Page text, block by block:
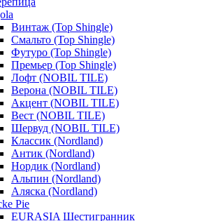
Винтаж (Top Shingle)
Смальто (Top Shingle)
Футуро (Top Shingle)
Премьер (Top Shingle)
Лофт (NOBIL TILE)
Верона (NOBIL TILE)
Акцент (NOBIL TILE)
Вест (NOBIL TILE)
Шервуд (NOBIL TILE)
Классик (Nordland)
Антик (Nordland)
Нордик (Nordland)
Альпин (Nordland)
Аляска (Nordland)
Pie
EURASIA Шестигранник